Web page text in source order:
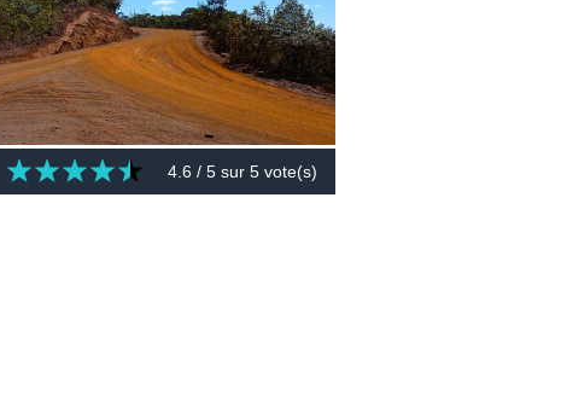
4.6 / 5 sur 5 vote(s)